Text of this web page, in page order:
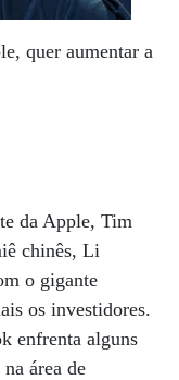
quer aumentar a
da Apple, Tim
chinês, Li
o gigante
os investidores.
enfrenta alguns
área de